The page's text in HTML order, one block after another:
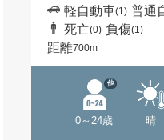
軽自動車(1) 普通
死亡(0) 負傷(1)
距離700m
0～24歳
他
晴